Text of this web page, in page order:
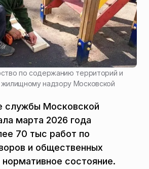
по содержанию территорий и
надзору Московской
службы Московской
марта 2026 года
70 тыс работ по
и общественных
нормативное состояние.